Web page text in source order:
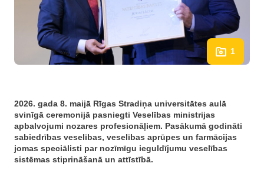
1
2026. gada 8. maijā Rīgas Stradiņa universitātes aulā
svinīgā ceremonijā pasniegti Veselības ministrijas
apbalvojumi nozares profesionāļiem. Pasākumā godināti
sabiedrības veselības, veselības aprūpes un farmācijas
jomas speciālisti par nozīmīgu ieguldījumu veselības
sistēmas stiprināšanā un attīstībā.